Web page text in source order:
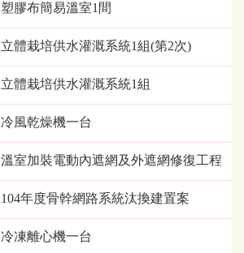
塑膠布簡易溫室1間
立體栽培供水灌溉系統1組(第2次)
立體栽培供水灌溉系統1組
冷風乾燥機一台
溫室加裝電動內遮網及外遮網修復工程
104年度骨幹網路系統汰換建置案
冷凍離心機一台